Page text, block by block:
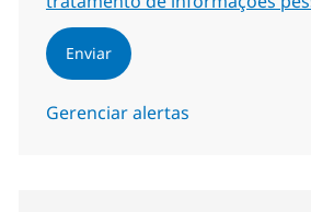
Enviar
Gerenciar alertas